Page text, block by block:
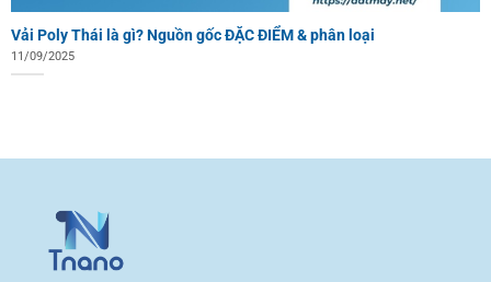
Vải Poly Thái là gì? Nguồn gốc ĐẶC ĐIỂM & phân loại
11/09/2025